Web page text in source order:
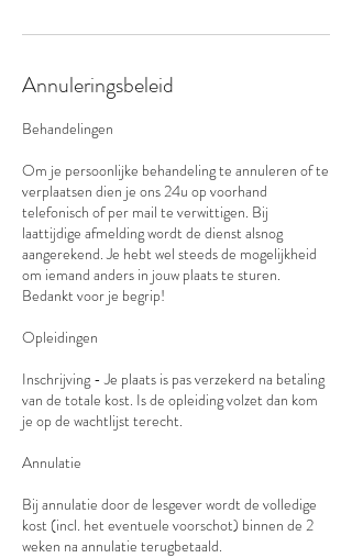
Annuleringsbeleid
Behandelingen
Om je persoonlijke behandeling te annuleren of te
verplaatsen dien je ons 24u op voorhand
telefonisch of per mail te verwittigen. Bij
laattijdige afmelding wordt de dienst alsnog
aangerekend. Je hebt wel steeds de mogelijkheid
om iemand anders in jouw plaats te sturen.
Bedankt voor je begrip!
Opleidingen
Inschrijving - Je plaats is pas verzekerd na betaling
van de totale kost. Is de opleiding volzet dan kom
je op de wachtlijst terecht.
Annulatie
Bij annulatie door de lesgever wordt de volledige
kost (incl. het eventuele voorschot) binnen de 2
weken na annulatie terugbetaald.